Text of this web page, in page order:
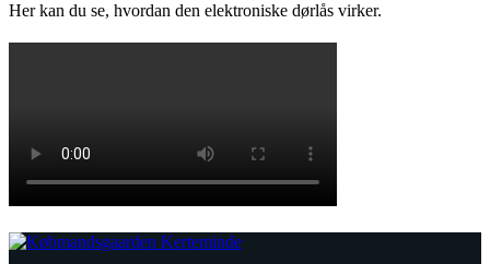
Her kan du se, hvordan den elektroniske dørlås virker.